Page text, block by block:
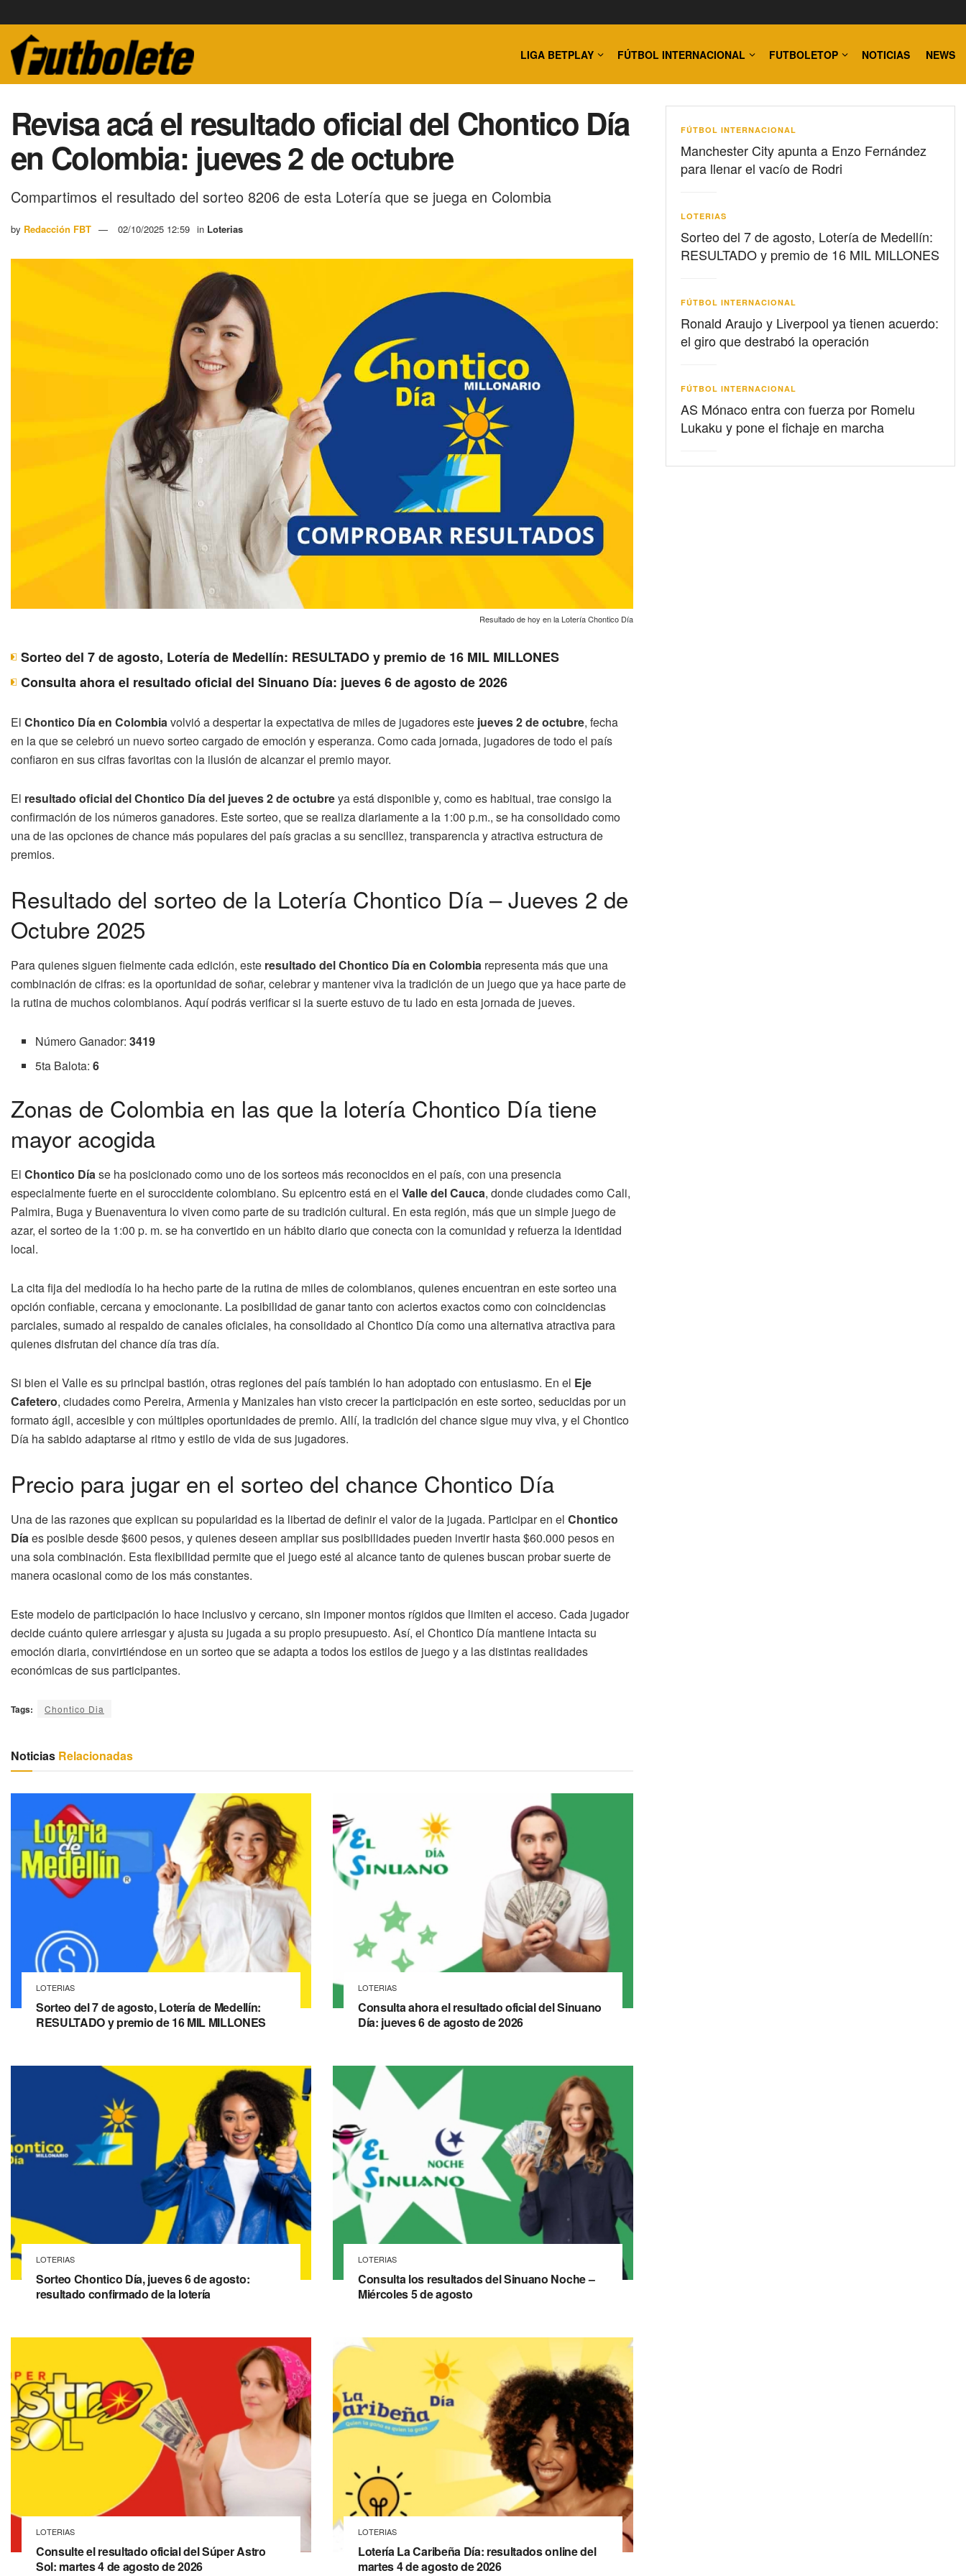
LIGA BETPLAY FÚTBOL INTERNACIONAL FUTBOLETOP NOTICIAS NEWS
Revisa acá el resultado oficial del Chontico Día
en Colombia: jueves 2 de octubre
Compartimos el resultado del sorteo 8206 de esta Lotería que se juega en Colombia
by Redacción FBT 02/10/2025 12:59 in Loterias
Resultado de hoy en la Lotería Chontico Día
Sorteo del 7 de agosto, Lotería de Medellín: RESULTADO y premio de 16 MIL MILLONES
Consulta ahora el resultado oficial del Sinuano Día: jueves 6 de agosto de 2026
El Chontico Día en Colombiavolvió a despertar la expectativa de miles de jugadores este jueves 2 de octubre, fecha
en la que se celebró un nuevo sorteo cargado de emoción y esperanza. Como cada jornada, jugadores de todo el país
confiaron en sus cifras favoritas con la ilusión de alcanzar el premio mayor.
El resultado oficial del Chontico Día del jueves 2 de octubreya está disponible y, como es habitual, trae consigo la
confirmación de los números ganadores. Este sorteo, que se realiza diariamente a la 1:00 p.m., se ha consolidado como
una de las opciones de chance más populares del país gracias a su sencillez, transparencia y atractiva estructura de
premios.
Resultado del sorteo de la Lotería Chontico Día – Jueves 2 de
Octubre 2025
Para quienes siguen fielmente cada edición, este resultado del Chontico Día en Colombia representa más que una
combinación de cifras: es la oportunidad de soñar, celebrar y mantener viva la tradición de un juego que ya hace parte de
la rutina de muchos colombianos. Aquí podrás verificar si la suerte estuvo de tu lado en esta jornada de jueves.
Número Ganador:3419
5ta Balota:6
Zonas de Colombia en las que la lotería Chontico Día tiene
mayor acogida
El Chontico Díase ha posicionado como uno de los sorteos más reconocidos en el país, con una presencia
especialmente fuerte en el suroccidente colombiano. Su epicentro está en el Valle del Cauca, donde ciudades como Cali,
Palmira, Buga y Buenaventura lo viven como parte de su tradición cultural. En esta región, más que un simple juego de
azar, el sorteo de la 1:00 p. m. se ha convertido en un hábito diario que conecta con la comunidad y refuerza la identidad
local.
La cita fija del mediodía lo ha hecho parte de la rutina de miles de colombianos, quienes encuentran en este sorteo una
opción confiable, cercana y emocionante. La posibilidad de ganar tanto con aciertos exactos como con coincidencias
parciales, sumado al respaldo de canales oficiales, ha consolidado al Chontico Día como una alternativa atractiva para
quienes disfrutan del chance día tras día.
Si bien el Valle es su principal bastión, otras regiones del país también lo han adoptado con entusiasmo. En el Eje
Cafetero, ciudades como Pereira, Armenia y Manizales han visto crecer la participación en este sorteo, seducidas por un
formato ágil, accesible y con múltiples oportunidades de premio. Allí, la tradición del chance sigue muy viva, y el Chontico
Día ha sabido adaptarse al ritmo y estilo de vida de sus jugadores.
Precio para jugar en el sorteo del chance Chontico Día
Una de las razones que explican su popularidad es la libertad de definir el valor de la jugada. Participar en el Chontico
Díaes posible desde $600 pesos, y quienes deseen ampliar sus posibilidades pueden invertir hasta $60.000 pesos en
una sola combinación. Esta flexibilidad permite que el juego esté al alcance tanto de quienes buscan probar suerte de
manera ocasional como de los más constantes.
Este modelo de participación lo hace inclusivo y cercano, sin imponer montos rígidos que limiten el acceso. Cada jugador
decide cuánto quiere arriesgar y ajusta su jugada a su propio presupuesto. Así, el Chontico Día mantiene intacta su
emoción diaria, convirtiéndose en un sorteo que se adapta a todos los estilos de juego y a las distintas realidades
económicas de sus participantes.
Tags: Chontico Dia
Noticias Relacionadas
LOTERIAS
Sorteo del 7 de agosto, Lotería de Medellín:
RESULTADO y premio de 16 MIL MILLONES
LOTERIAS
Consulta ahora el resultado oficial del Sinuano
Día: jueves 6 de agosto de 2026
LOTERIAS
Sorteo Chontico Día, jueves 6 de agosto:
resultado confirmado de la lotería
LOTERIAS
Consulta los resultados del Sinuano Noche –
Miércoles 5 de agosto
LOTERIAS
Consulte el resultado oficial del Súper Astro
Sol: martes 4 de agosto de 2026
LOTERIAS
Lotería La Caribeña Día: resultados online del
martes 4 de agosto de 2026
FÚTBOL INTERNACIONAL
Manchester City apunta a Enzo Fernández
para llenar el vacío de Rodri
LOTERIAS
Sorteo del 7 de agosto, Lotería de Medellín:
RESULTADO y premio de 16 MIL MILLONES
FÚTBOL INTERNACIONAL
Ronald Araujo y Liverpool ya tienen acuerdo:
el giro que destrabó la operación
FÚTBOL INTERNACIONAL
AS Mónaco entra con fuerza por Romelu
Lukaku y pone el fichaje en marcha